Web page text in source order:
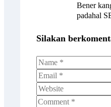
Bener
padahal
Silakan